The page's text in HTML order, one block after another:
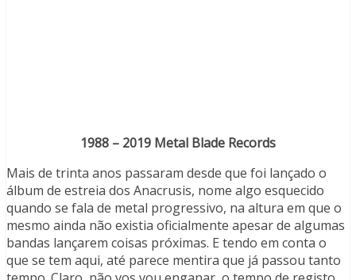
1988 – 2019 Metal Blade Records
Mais de trinta anos passaram desde que foi lançado o
álbum de estreia dos Anacrusis, nome algo esquecido
quando se fala de metal progressivo, na altura em que o
mesmo ainda não existia oficialmente apesar de algumas
bandas lançarem coisas próximas. E tendo em conta o
que se tem aqui, até parece mentira que já passou tanto